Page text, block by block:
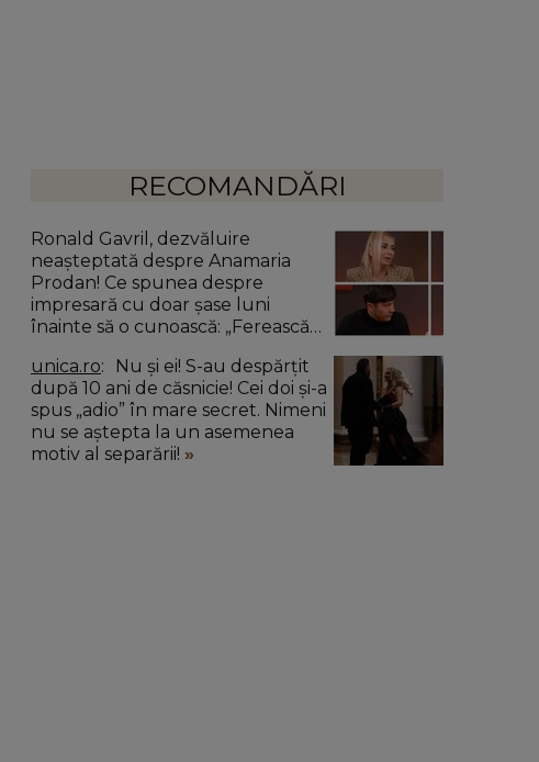
RECOMANDĂRI
Ronald Gavril, dezvăluire
neașteptată despre Anamaria
Prodan! Ce spunea despre
impresară cu doar șase luni
înainte să o cunoască: „Ferească
unica.ro
după 10 ani de căsnicie! Cei doi și-a
spus „adio” în mare secret. Nimeni
nu se aștepta la un asemenea
motiv al separării!